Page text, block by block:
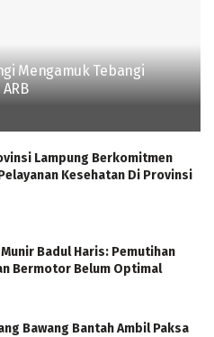
Mengamuk Tebangi
Lampung Berkomitmen
Kesehatan Di Provinsi
Badul Haris: Pemutihan
Bermotor Belum Optimal
Bawang Bantah Ambil Paksa